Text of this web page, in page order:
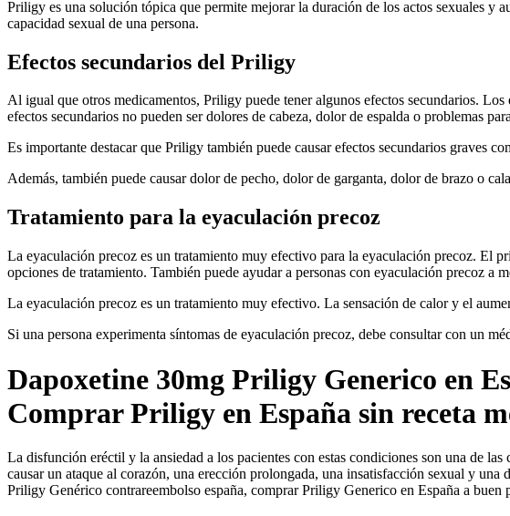
Priligy es una solución tópica que permite mejorar la duración de los actos sexuales y
capacidad sexual de una persona.
Efectos secundarios del Priligy
Al igual que otros medicamentos, Priligy puede tener algunos efectos secundarios.
efectos secundarios no pueden ser dolores de cabeza, dolor de espalda o problemas
Es importante destacar que Priligy también puede causar efectos secundarios graves
Además, también puede causar dolor de pecho, dolor de garganta, dolor de brazo o
Tratamiento para la eyaculación precoz
La eyaculación precoz es un tratamiento muy efectivo para la eyaculación precoz. El
opciones de tratamiento. También puede ayudar a personas con eyaculación precoz a
La eyaculación precoz es un tratamiento muy efectivo. La sensación de calor y el
Si una persona experimenta síntomas de eyaculación precoz, debe consultar con un
Dapoxetine 30mg Priligy Generico en
Comprar Priligy en España sin receta
La disfunción eréctil y la ansiedad a los pacientes con estas condiciones son una de
causar un ataque al corazón, una erección prolongada, una insatisfacción sexual y
Priligy Genérico contrareembolso españa, comprar Priligy Generico en España a buen